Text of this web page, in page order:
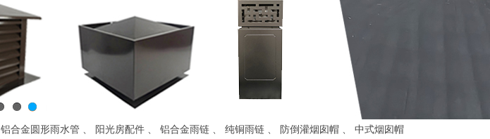
铝合金圆形雨水管 、 阳光房配件 、 铝合金雨链 、 纯铜雨链 、 防倒灌烟囱帽 、 中式烟囱帽